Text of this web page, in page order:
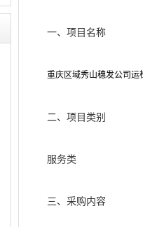
一、项目名称
重庆区域秀山穗发公司运
二、项目类别
服务类
三、采购内容